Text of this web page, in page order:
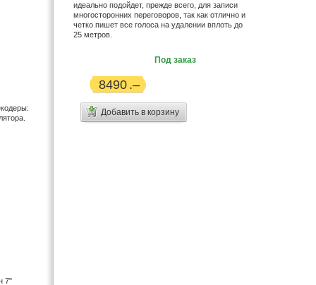
7"
HoneyWld (1)
Hyundai (10)
Icom (2)
Jenoptic (1)
JJ-Connect (4)
JVC (39)
идеально подойдет, прежде всего, для записи
многосторонних переговоров, так как отлично и
четко пишет все голоса на удалении вплоть до
25 метров.
Под заказ
8490
Добавить в корзину